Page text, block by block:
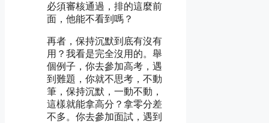
必須審核通過，排的這麼前
面，他能不看到嗎？
再者，保持沉默到底有沒有
用？我看是完全沒用的。舉
個例子，你去參加高考，遇
到難題，你就不思考，不動
筆，保持沉默，一動不動，
這樣就能拿高分？拿零分差
不多。你去參加面試，遇到